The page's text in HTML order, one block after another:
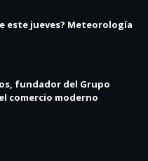
este jueves? Meteorología
fundador del Grupo
comercio moderno